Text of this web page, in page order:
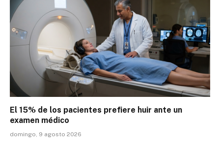
El 15% de los pacientes prefiere huir ante un
examen médico
domingo, 9 agosto 2026